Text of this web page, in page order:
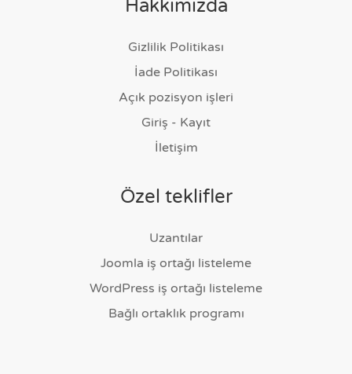
Hakkımızda
Gizlilik Politikası
İade Politikası
Açık pozisyon işleri
Giriş - Kayıt
İletişim
Özel teklifler
Uzantılar
Joomla iş ortağı listeleme
WordPress iş ortağı listeleme
Bağlı ortaklık programı